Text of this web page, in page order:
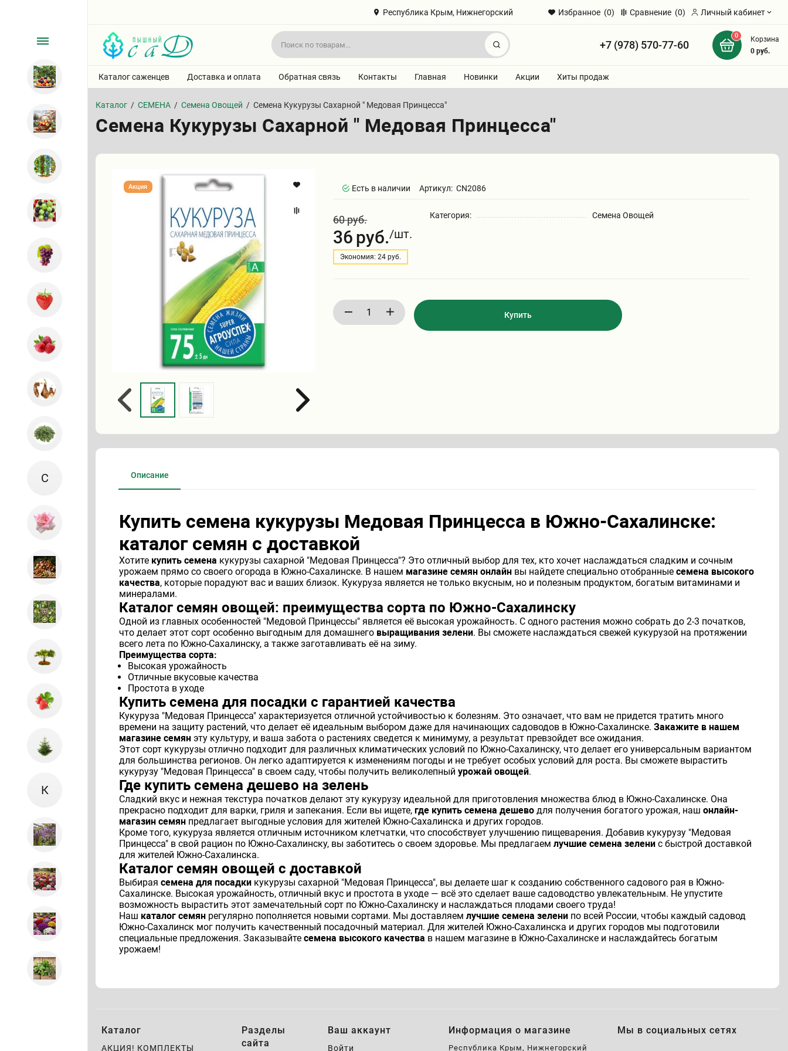
Республика Крым, Нижнегорский Избранное (0) Сравнение (0) Личный кабинет
Найти +7 (978) 570-77-60
0
Корзина
0руб.
С
К
Каталог саженцев Доставка и оплата Обратная связь Контакты Главная Новинки Акции Хиты продаж
Каталог / СЕМЕНА / Семена Овощей / Семена Кукурузы Сахарной " Медовая Принцесса"
Семена Кукурузы Сахарной " Медовая Принцесса"
Акция Есть в наличии Артикул: CN2086
60 руб.
36 руб./шт.
Экономия: 24 руб.
Категория: Семена Овощей
Купить
Описание
Купить семена кукурузы Медовая Принцесса в Южно-Сахалинске:
каталог семян с доставкой
Хотите купить семена кукурузы сахарной "Медовая Принцесса"? Это отличный выбор для тех, кто хочет наслаждаться сладким и сочным
урожаем прямо со своего огорода в Южно-Сахалинске. В нашем магазине семян онлайн вы найдете специально отобранные семена высокого
качества, которые порадуют вас и ваших близок. Кукуруза является не только вкусным, но и полезным продуктом, богатым витаминами и
минералами.
Каталог семян овощей: преимущества сорта по Южно-Сахалинску
Одной из главных особенностей "Медовой Принцессы" является её высокая урожайность. С одного растения можно собрать до 2-3 початков,
что делает этот сорт особенно выгодным для домашнего выращивания зелени. Вы сможете наслаждаться свежей кукурузой на протяжении
всего лета по Южно-Сахалинску, а также заготавливать её на зиму.
Преимущества сорта:
Высокая урожайность
Отличные вкусовые качества
Простота в уходе
Купить семена для посадки с гарантией качества
Кукуруза "Медовая Принцесса" характеризуется отличной устойчивостью к болезням. Это означает, что вам не придется тратить много
времени на защиту растений, что делает её идеальным выбором даже для начинающих садоводов в Южно-Сахалинске. Закажите в нашем
магазине семян эту культуру, и ваша забота о растениях сведется к минимуму, а результат превзойдет все ожидания.
Этот сорт кукурузы отлично подходит для различных климатических условий по Южно-Сахалинску, что делает его универсальным вариантом
для большинства регионов. Он легко адаптируется к изменениям погоды и не требует особых условий для роста. Вы сможете вырастить
кукурузу "Медовая Принцесса" в своем саду, чтобы получить великолепный урожай овощей.
Где купить семена дешево на зелень
Сладкий вкус и нежная текстура початков делают эту кукурузу идеальной для приготовления множества блюд в Южно-Сахалинске. Она
прекрасно подходит для варки, гриля и запекания. Если вы ищете, где купить семена дешево для получения богатого урожая, наш онлайн-
магазин семян предлагает выгодные условия для жителей Южно-Сахалинска и других городов.
Кроме того, кукуруза является отличным источником клетчатки, что способствует улучшению пищеварения. Добавив кукурузу "Медовая
Принцесса" в свой рацион по Южно-Сахалинску, вы заботитесь о своем здоровье. Мы предлагаем лучшие семена зелени с быстрой доставкой
для жителей Южно-Сахалинска.
Каталог семян овощей с доставкой
Выбирая семена для посадки кукурузы сахарной "Медовая Принцесса", вы делаете шаг к созданию собственного садового рая в Южно-
Сахалинске. Высокая урожайность, отличный вкус и простота в уходе — всё это сделает ваше садоводство увлекательным. Не упустите
возможность вырастить этот замечательный сорт по Южно-Сахалинску и наслаждаться плодами своего труда!
Наш каталог семян регулярно пополняется новыми сортами. Мы доставляем лучшие семена зелени по всей России, чтобы каждый садовод
Южно-Сахалинск мог получить качественный посадочный материал. Для жителей Южно-Сахалинска и других городов мы подготовили
специальные предложения. Заказывайте семена высокого качества в нашем магазине в Южно-Сахалинске и наслаждайтесь богатым
урожаем!
Каталог
АКЦИЯ! КОМПЛЕКТЫ
Разделы
сайта
Ваш аккаунт
Войти
Информация о магазине
Республика Крым, Нижнегорский
Мы в социальных сетях